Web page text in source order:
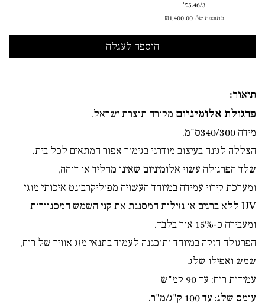
5.46/3מ'
בתוספת של: ₪1,400.00
תיאור:
פרגולת אלומיניום מקורה תוצרת ישראל.
מידה 340/300ס"מ.
הצללה לגינה בעיצוב מודרני בגימור אפור המתאים לכל בית.
שלד הפרגולה עשוי אלומיניום שאינו מחליד או דוהה,
ומערכת קירוי עמידה במיוחד העשויה מפוליקרבונט איכותי מוגן
UV ללא ברגים או נזילות המסננת את קני השמש המסנוורות
ומעבירה כ-15% אור בלבד.
הפרגולה חזקה במיוחד ותוכננה לעמוד בתנאי מזג אוויר של רוח,
שמש ואפילו שלג.
עמידות רוח: עד 90 קמ"ש
עומס שלג: עד 100 ק"ג/מ"ר.